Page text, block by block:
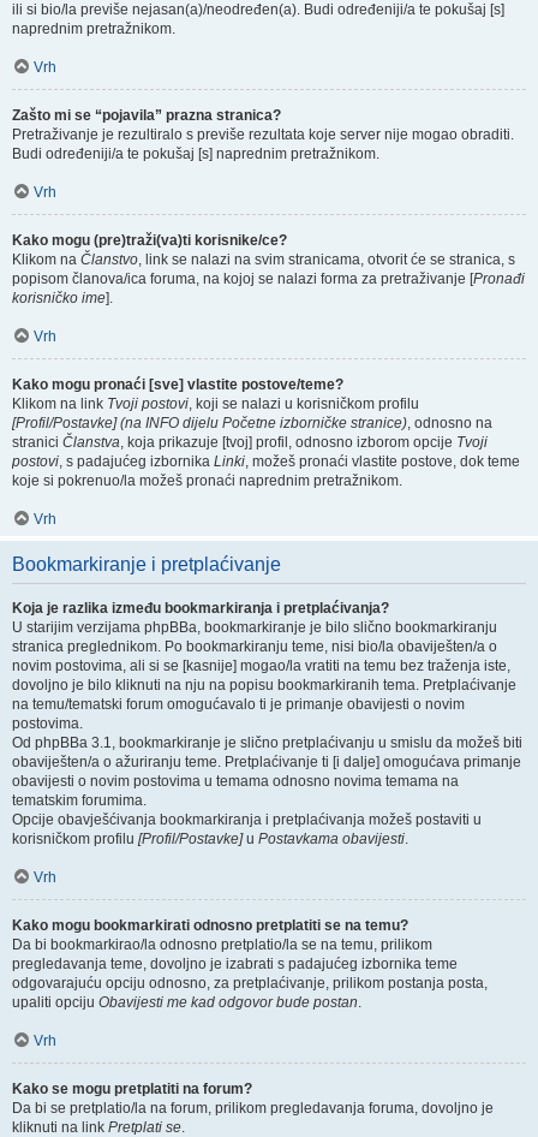
ili si bio/la previše nejasan(a)/neodređen(a). Budi određeniji/a te pokušaj [s]
naprednim pretražnikom.
Vrh
Zašto mi se “pojavila” prazna stranica?
Pretraživanje je rezultiralo s previše rezultata koje server nije mogao obraditi.
Budi određeniji/a te pokušaj [s] naprednim pretražnikom.
Vrh
Kako mogu (pre)traži(va)ti korisnike/ce?
Klikom na Članstvo, link se nalazi na svim stranicama, otvorit će se stranica, s
popisom članova/ica foruma, na kojoj se nalazi forma za pretraživanje [Pronađi
korisničko ime].
Vrh
Kako mogu pronaći [sve] vlastite postove/teme?
Klikom na link Tvoji postovi, koji se nalazi u korisničkom profilu
[Profil/Postavke] (na INFO dijelu Početne izborničke stranice), odnosno na
stranici Članstva, koja prikazuje [tvoj] profil, odnosno izborom opcije Tvoji
postovi, s padajućeg izbornika Linki, možeš pronaći vlastite postove, dok teme
koje si pokrenuo/la možeš pronaći naprednim pretražnikom.
Vrh
Bookmarkiranje i pretplaćivanje
Koja je razlika između bookmarkiranja i pretplaćivanja?
U starijim verzijama phpBBa, bookmarkiranje je bilo slično bookmarkiranju
stranica preglednikom. Po bookmarkiranju teme, nisi bio/la obaviješten/a o
novim postovima, ali si se [kasnije] mogao/la vratiti na temu bez traženja iste,
dovoljno je bilo kliknuti na nju na popisu bookmarkiranih tema. Pretplaćivanje
na temu/tematski forum omogućavalo ti je primanje obavijesti o novim
postovima.
Od phpBBa 3.1, bookmarkiranje je slično pretplaćivanju u smislu da možeš biti
obaviješten/a o ažuriranju teme. Pretplaćivanje ti [i dalje] omogućava primanje
obavijesti o novim postovima u temama odnosno novima temama na
tematskim forumima.
Opcije obavješćivanja bookmarkiranja i pretplaćivanja možeš postaviti u
korisničkom profilu [Profil/Postavke]u Postavkama obavijesti.
Vrh
Kako mogu bookmarkirati odnosno pretplatiti se na temu?
Da bi bookmarkirao/la odnosno pretplatio/la se na temu, prilikom
pregledavanja teme, dovoljno je izabrati s padajućeg izbornika teme
odgovarajuću opciju odnosno, za pretplaćivanje, prilikom postanja posta,
upaliti opciju Obavijesti me kad odgovor bude postan.
Vrh
Kako se mogu pretplatiti na forum?
Da bi se pretplatio/la na forum, prilikom pregledavanja foruma, dovoljno je
kliknuti na link Pretplati se.